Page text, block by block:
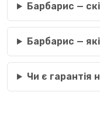
Барбарис —
Барбарис —
Чи є гарантія